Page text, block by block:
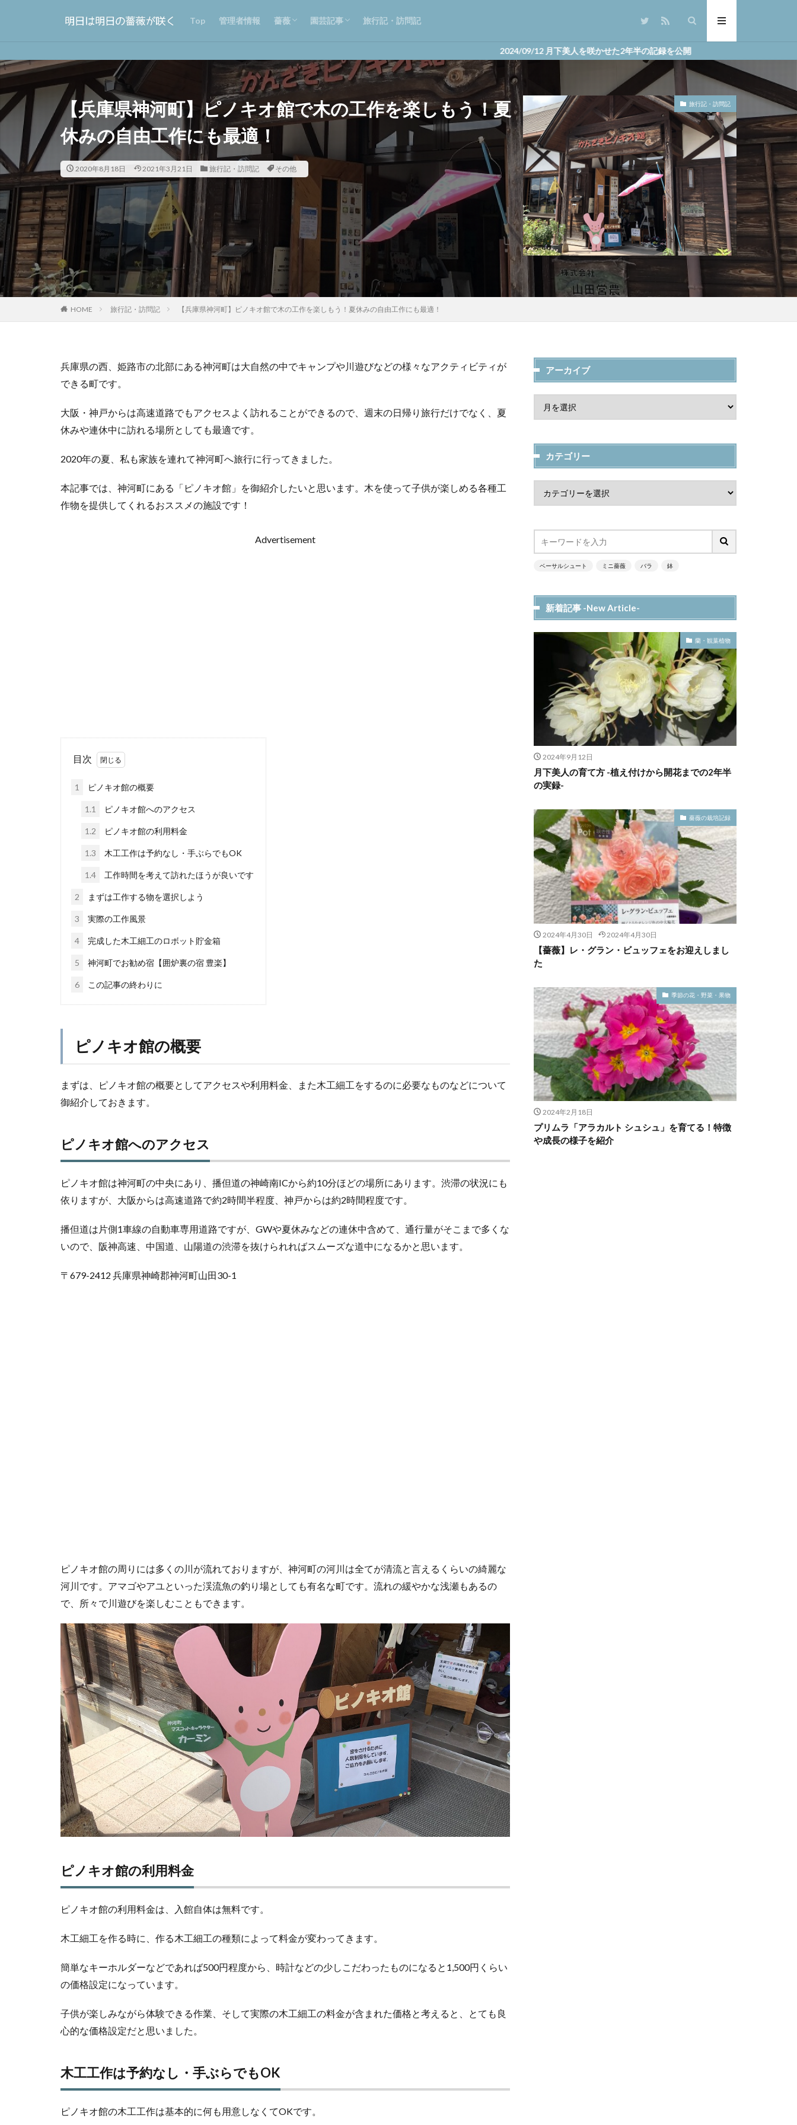
Top 管理者情報 薔薇 園芸記事 旅行記・訪問記
2024/09/12 月下美人を咲かせた2年半の記録を公開
【兵庫県神河町】ピノキオ館で木の工作を楽しもう！夏
休みの自由工作にも最適！
2020年8月18日 2021年3月21日 旅行記・訪問記 その他
旅行記・訪問記
HOME 旅行記・訪問記 【兵庫県神河町】ピノキオ館で木の工作を楽しもう！夏休みの自由工作にも最適！
兵庫県の西、姫路市の北部にある神河町は大自然の中でキャンプや川遊びなどの様々なアクティビティが
できる町です。
大阪・神戸からは高速道路でもアクセスよく訪れることができるので、週末の日帰り旅行だけでなく、夏
休みや連休中に訪れる場所としても最適です。
2020年の夏、私も家族を連れて神河町へ旅行に行ってきました。
本記事では、神河町にある「ピノキオ館」を御紹介したいと思います。木を使って子供が楽しめる各種工
作物を提供してくれるおススメの施設です！
Advertisement
目次
1 ピノキオ館の概要
1.1 ピノキオ館へのアクセス
1.2 ピノキオ館の利用料金
1.3 木工工作は予約なし・手ぶらでもOK
1.4 工作時間を考えて訪れたほうが良いです
2 まずは工作する物を選択しよう
3 実際の工作風景
4 完成した木工細工のロボット貯金箱
5 神河町でお勧め宿【囲炉裏の宿 豊楽】
6 この記事の終わりに
ピノキオ館の概要
まずは、ピノキオ館の概要としてアクセスや利用料金、また木工細工をするのに必要なものなどについて
御紹介しておきます。
ピノキオ館へのアクセス
ピノキオ館は神河町の中央にあり、播但道の神崎南ICから約10分ほどの場所にあります。渋滞の状況にも
依りますが、大阪からは高速道路で約2時間半程度、神戸からは約2時間程度です。
播但道は片側1車線の自動車専用道路ですが、GWや夏休みなどの連休中含めて、通行量がそこまで多くな
いので、阪神高速、中国道、山陽道の渋滞を抜けられればスムーズな道中になるかと思います。
〒679-2412 兵庫県神崎郡神河町山田30-1
ピノキオ館の周りには多くの川が流れておりますが、神河町の河川は全てが清流と言えるくらいの綺麗な
河川です。アマゴやアユといった渓流魚の釣り場としても有名な町です。流れの緩やかな浅瀬もあるの
で、所々で川遊びを楽しむこともできます。
ピノキオ館の利用料金
ピノキオ館の利用料金は、入館自体は無料です。
木工細工を作る時に、作る木工細工の種類によって料金が変わってきます。
簡単なキーホルダーなどであれば500円程度から、時計などの少しこだわったものになると1,500円くらい
の価格設定になっています。
子供が楽しみながら体験できる作業、そして実際の木工細工の料金が含まれた価格と考えると、とても良
心的な価格設定だと思いました。
木工工作は予約なし・手ぶらでもOK
ピノキオ館の木工工作は基本的に何も用意しなくてOKです。
アーカイブ
カテゴリー
ベーサルシュート ミニ薔薇 バラ 鉢
新着記事 -New Article-
蘭・観葉植物
2024年9月12日
月下美人の育て方 -植え付けから開花までの2年半
の実録-
薔薇の栽培記録
2024年4月30日 2024年4月30日
【薔薇】レ・グラン・ビュッフェをお迎えしまし
た
季節の花・野菜・果物
2024年2月18日
プリムラ「アラカルト シュシュ」を育てる！特徴
や成長の様子を紹介